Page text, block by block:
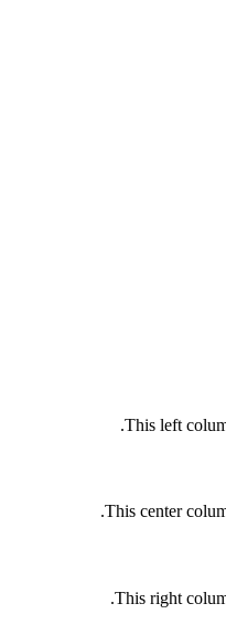
This left
This center
This right